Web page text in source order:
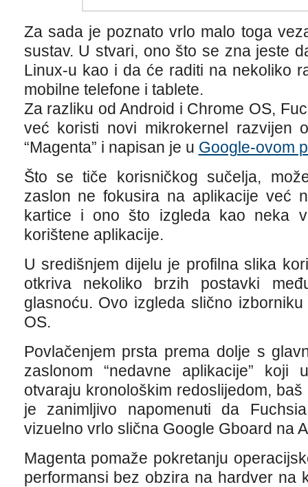
Za sada je poznato vrlo malo toga
sustav. U stvari, ono što se zna jeste
Linux-u kao i da će raditi na nekoliko
mobilne telefone i tablete.
Za razliku od Android i Chrome OS,
već koristi novi mikrokernel razvijen
“Magenta” i napisan je u Google-ovom
Što se tiče korisničkog sučelja,
zaslon ne fokusira na aplikacije već
kartice i ono što izgleda kao neka
korištene aplikacije.
U središnjem dijelu je profilna slika
otkriva nekoliko brzih postavki
glasnoću. Ovo izgleda slično
OS.
Povlačenjem prsta prema dolje s
zaslonom “nedavne aplikacije” koji
otvaraju kronološkim redoslijedom,
je zanimljivo napomenuti da
vizuelno vrlo slična Google Gboard na
Magenta pomaže pokretanju
performansi bez obzira na hardver na